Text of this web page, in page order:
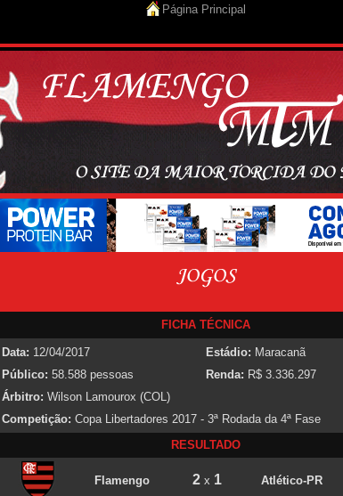
Página Principal
FICHA TÉCNICA
Data: 12/04/2017 Estádio: Maracanã
Público: 58.588 pessoas Renda: R$ 3.336.297
Árbitro: Wilson Lamourox (COL)
Competição: Copa Libertadores 2017 - 3ª Rodada da 4ª Fase
RESULTADO
Flamengo 2 x 1 Atlético-PR